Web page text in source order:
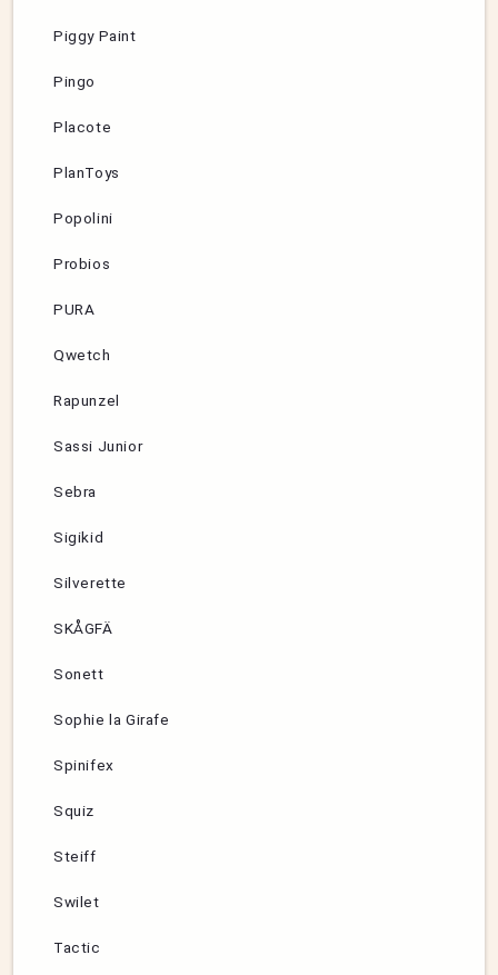
Piggy Paint
Pingo
Placote
PlanToys
Popolini
Probios
PURA
Qwetch
Rapunzel
Sassi Junior
Sebra
Sigikid
Silverette
SKÅGFÄ
Sonett
Sophie la Girafe
Spinifex
Squiz
Steiff
Swilet
Tactic